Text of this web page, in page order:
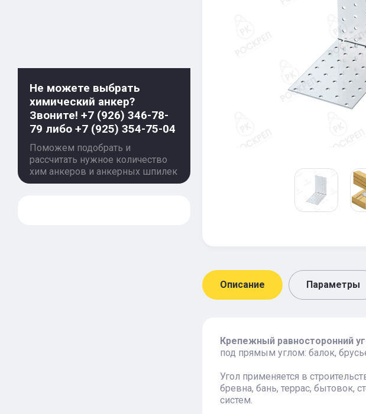
Не можете выбрать
химический анкер?
Звоните! +7 (926) 346-78-
79 либо +7 (925) 354-75-04
Поможем подобрать и
рассчитать нужное количество
хим анкеров и анкерных шпилек
Описание Параметры
Крепежный равносторонний
под прямым углом: балок,
Угол применяется в
бревна, бань, террас, бытовок,
систем.